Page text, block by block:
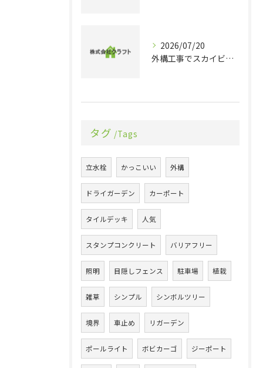
2026/07/20
外構工事でスカイビューを実現する最新デザインと機能性のポイントを徹底解説
タグ Tags
立水栓 かっこいい 外構
ドライガーデン カーポート
タイルデッキ 人気
スタンプコンクリート バリアフリー
照明 目隠しフェンス 駐車場 植栽
雑草 シンプル シンボルツリー
境界 車止め リガーデン
ポールライト ボビカーゴ ジーポート